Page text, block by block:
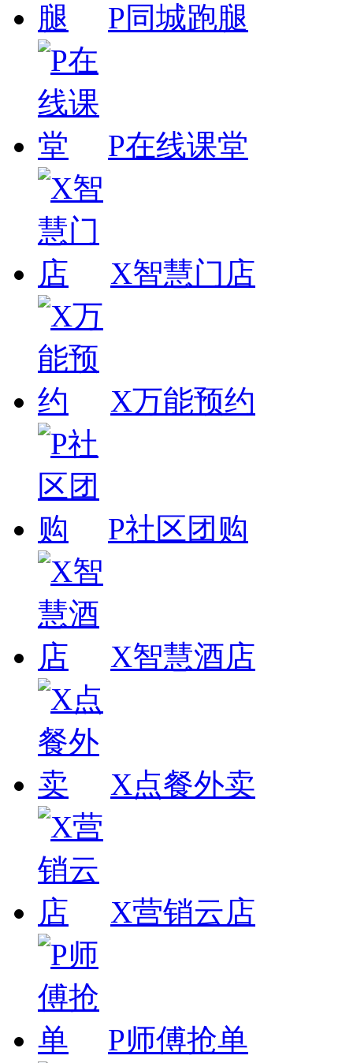
P同城跑腿
P在线课堂
X智慧门店
X万能预约
P社区团购
X智慧酒店
X点餐外卖
X营销云店
P师傅抢单